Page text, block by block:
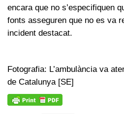
encara que no s’especifiquen
fonts asseguren que no es va
incident destacat.
Fotografia: L’ambulància va
de Catalunya [SE]